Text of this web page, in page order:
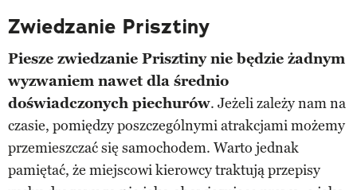
Zwiedzanie Prisztiny
Piesze zwiedzanie Prisztiny nie będzie żadnym
wyzwaniem nawet dla średnio
doświadczonych piechurów. Jeżeli zależy nam na
czasie, pomiędzy poszczególnymi atrakcjami możemy
przemieszczać się samochodem. Warto jednak
pamiętać, że miejscowi kierowcy traktują przepisy